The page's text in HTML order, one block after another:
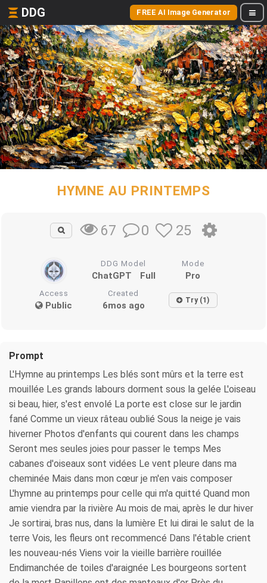
DDG FREE AI Image Generator
HYMNE AU PRINTEMPS
67 0 25
DDG Model
ChatGPT Full
Mode
Pro
Access
Public
Created
6mos ago Try (1)
Prompt
L'Hymne au printemps Les blés sont mûrs et la terre est
mouillée Les grands labours dorment sous la gelée L'oiseau
si beau, hier, s'est envolé La porte est close sur le jardin
fané Comme un vieux râteau oublié Sous la neige je vais
hiverner Photos d'enfants qui courent dans les champs
Seront mes seules joies pour passer le temps Mes
cabanes d'oiseaux sont vidées Le vent pleure dans ma
cheminée Mais dans mon cœur je m'en vais composer
L'hymne au printemps pour celle qui m'a quitté Quand mon
amie viendra par la rivière Au mois de mai, après le dur hiver
Je sortirai, bras nus, dans la lumière Et lui dirai le salut de la
terre Vois, les fleurs ont recommencé Dans l'étable crient
les nouveau-nés Viens voir la vieille barrière rouillée
Endimanchée de toiles d'araignée Les bourgeons sortent